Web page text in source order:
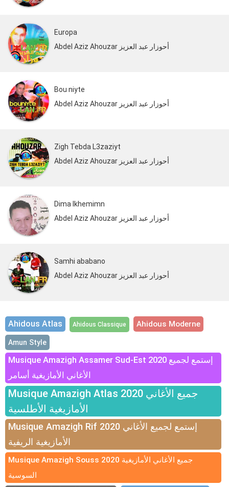
Europa
Abdel Aziz Ahouzar أحوزار عبد العزيز
Bou niyte
Abdel Aziz Ahouzar أحوزار عبد العزيز
Zigh Tebda L3zaziyt
Abdel Aziz Ahouzar أحوزار عبد العزيز
Dima Ikhemimn
Abdel Aziz Ahouzar أحوزار عبد العزيز
Samhi ababano
Abdel Aziz Ahouzar أحوزار عبد العزيز
Ahidous Atlas Ahidous Classique Ahidous Moderne
Amun Style
Musique Amazigh Assamer Sud-Est 2020 إستمع لجميع
الأغاني الأمازيغية أسامر
Musique Amazigh Atlas 2020 جميع الأغاني
الأمازيغية الأطلسية
Musique Amazigh Rif 2020 إستمع لجميع الأغاني
الأمازيغية الريفية
Musique Amazigh Souss 2020 جميع الأغاني الأمازيغية
السوسية